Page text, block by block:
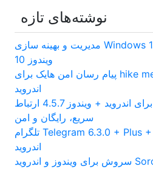
نوشته‌های تازه
برنامه Windows 10 Manager مدیریت و بهینه سازی
ویندوز 10
برنامه hike messenger پیام‌ رسان‌ امن هایک برای
اندروید
پیام رسان گپ برای اندروید + ویندوز 4.5.7 ارتباط
سریع، رایگان و امن
برنامه Telegram 6.3.0 + Plus + Mobogram تلگرام
اندروید